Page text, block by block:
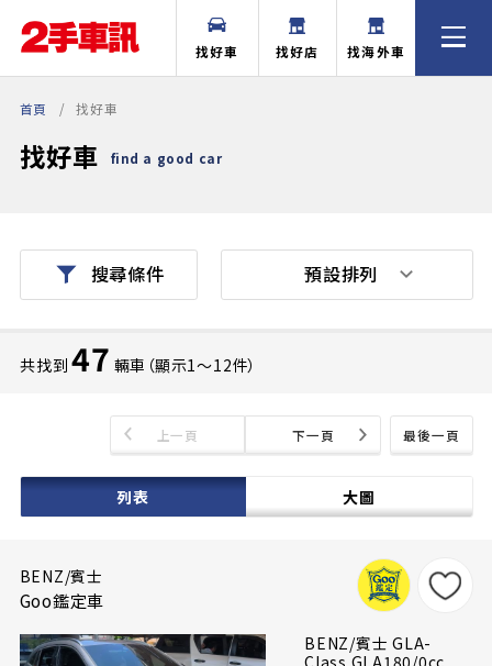
找好車 找好店 找海外車
首頁 找好車
找好車 find a good car
搜尋條件
共找到 47 輛車（顯示1〜12件）
最後一頁
上一頁 下一頁
列表 大圖
預設排列
BENZ/賓士
Goo鑑定車
BENZ/賓士 GLA-
Class GLA180/0cc